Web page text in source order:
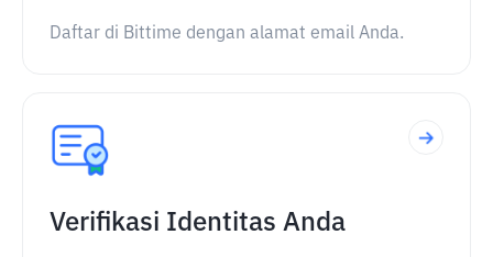
Daftar di Bittime dengan alamat email Anda.
Verifikasi Identitas Anda